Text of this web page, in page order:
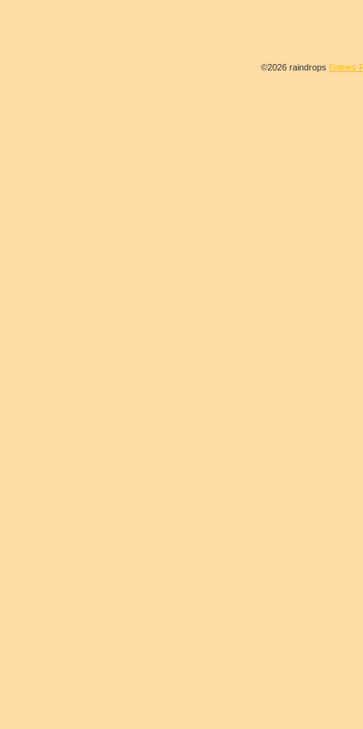
©2026 raindrops Entries